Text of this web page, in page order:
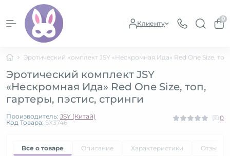
Клиенту
0
Эротический комплект JSY «Нескромная Ида» Red One Size,
Эротический комплект JSY
«Нескромная Ида» Red One Size, топ,
гартеры, пэстис, стринги
Производитель: JSY (Китай)
Код Товара: SX3746
0
Все о товаре Описание Характеристики Отзывы